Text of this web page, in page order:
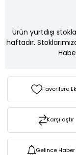
Ürün yurtdışı
haftadır.
Favorilere
Karşılaştır
Gelince Haber